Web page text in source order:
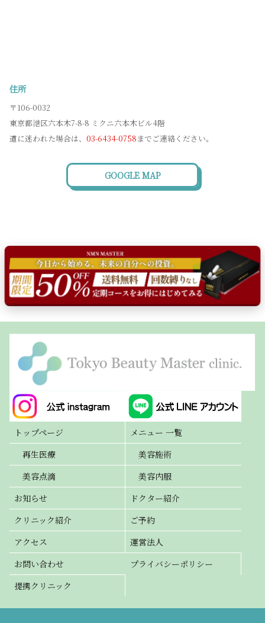
住所
〒106-0032
東京都港区六本木7-8-8 ミクニ六本木ビル4階
道に迷われた場合は、 03-6434-0758までご連絡ください。
GOOGLE MAP
トップページ
メニュー 一覧
再生医療
美容施術
美容点滴
美容内服
お知らせ
ドクター紹介
クリニック紹介
ご予約
アクセス
運営法人
お問い合わせ
プライバシーポリシー
提携クリニック